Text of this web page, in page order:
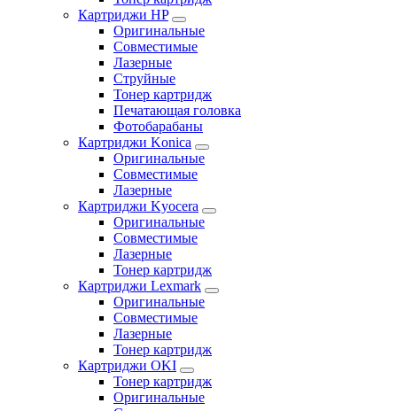
Картриджи HP
Оригинальные
Совместимые
Лазерные
Струйные
Тонер картридж
Печатающая головка
Фотобарабаны
Картриджи Konica
Оригинальные
Совместимые
Лазерные
Картриджи Kyocera
Оригинальные
Совместимые
Лазерные
Тонер картридж
Картриджи Lexmark
Оригинальные
Совместимые
Лазерные
Тонер картридж
Картриджи OKI
Тонер картридж
Оригинальные